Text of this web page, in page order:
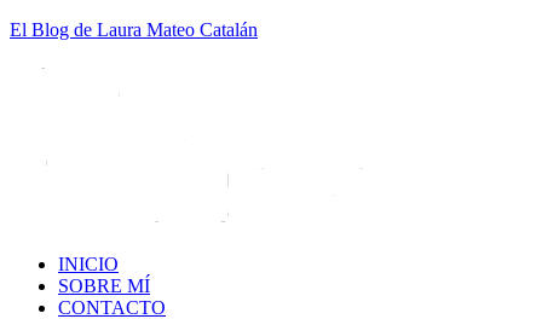
El Blog de Laura Mateo Catalán
INICIO
SOBRE MÍ
CONTACTO